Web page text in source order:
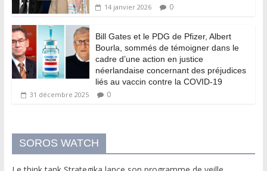
14 janvier 2026 0
Bill Gates et le PDG de Pfizer, Albert
Bourla, sommés de témoigner dans le
cadre d’une action en justice
néerlandaise concernant des préjudices
liés au vaccin contre la COVID-19
31 décembre 2025 0
SOROS WATCH